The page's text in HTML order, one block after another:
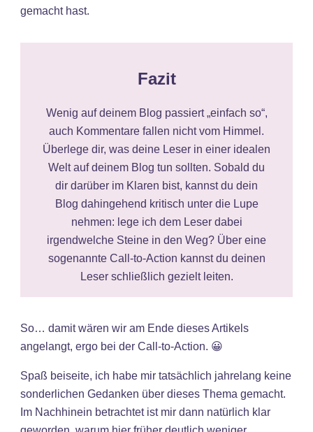
gemacht hast.
Fazit
Wenig auf deinem Blog passiert „einfach so“,
auch Kommentare fallen nicht vom Himmel.
Überlege dir, was deine Leser in einer idealen
Welt auf deinem Blog tun sollten. Sobald du
dir darüber im Klaren bist, kannst du dein
Blog dahingehend kritisch unter die Lupe
nehmen: lege ich dem Leser dabei
irgendwelche Steine in den Weg? Über eine
sogenannte Call-to-Action kannst du deinen
Leser schließlich gezielt leiten.
So… damit wären wir am Ende dieses Artikels
angelangt, ergo bei der Call-to-Action. 😀
Spaß beiseite, ich habe mir tatsächlich jahrelang keine
sonderlichen Gedanken über dieses Thema gemacht.
Im Nachhinein betrachtet ist mir dann natürlich klar